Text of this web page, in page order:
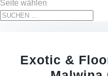
Seite wählen
Exotic &